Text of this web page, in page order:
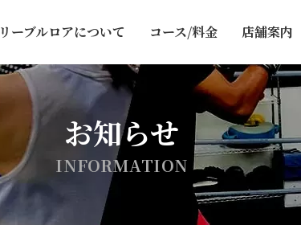
リーブルロアについて コース/料金 店舗案内
お知らせ
INFORMATION